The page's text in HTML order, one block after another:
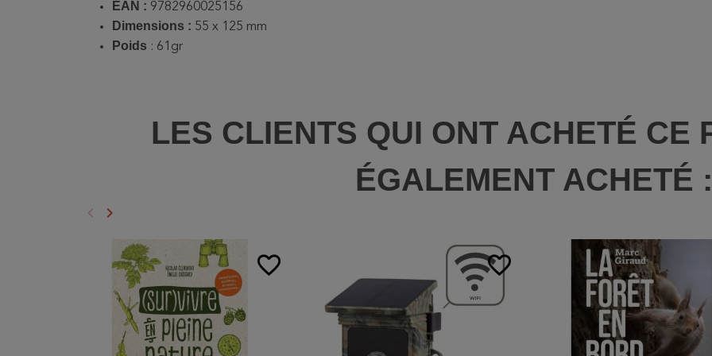
EAN : 9782960025156
Dimensions : 55 x 125 mm
Poids : 61gr
LES CLIENTS QUI ONT ACHETÉ CE
ÉGALEMENT ACHETÉ :
Précédent
keyboard_arrow_left Suivant
keyboard_arrow_right
favorite_border favorite_border